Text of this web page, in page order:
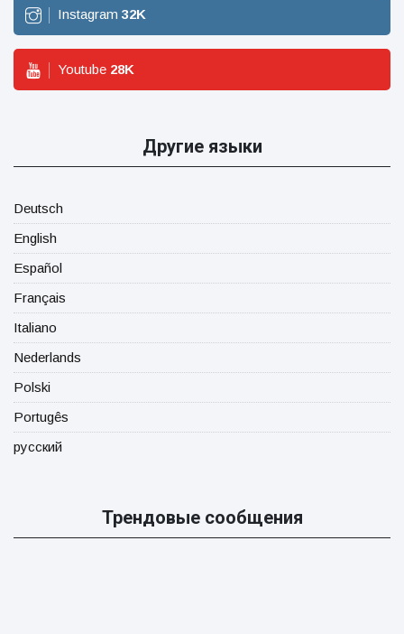
Instagram 32K
Youtube 28K
Другие языки
Deutsch
English
Español
Français
Italiano
Nederlands
Polski
Portugês
русский
Трендовые сообщения